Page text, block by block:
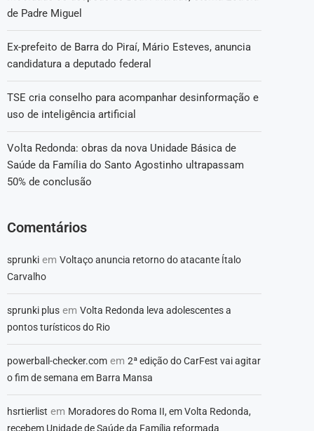
de Padre Miguel
Ex-prefeito de Barra do Piraí, Mário Esteves, anuncia
candidatura a deputado federal
TSE cria conselho para acompanhar desinformação e
uso de inteligência artificial
Volta Redonda: obras da nova Unidade Básica de
Saúde da Família do Santo Agostinho ultrapassam
50% de conclusão
Comentários
sprunki em Voltaço anuncia retorno do atacante Ítalo
Carvalho
sprunki plus em Volta Redonda leva adolescentes a
pontos turísticos do Rio
powerball-checker.com em 2ª edição do CarFest vai agitar
o fim de semana em Barra Mansa
hsrtierlist em Moradores do Roma II, em Volta Redonda,
recebem Unidade de Saúde da Família reformada